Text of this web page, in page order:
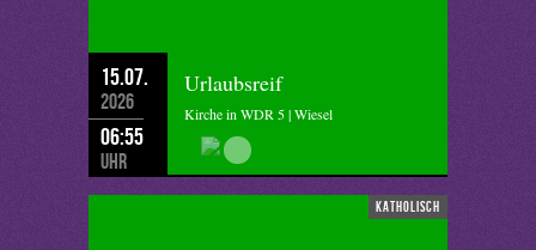
15.07.
2026
06:55
Uhr
Urlaubsreif
Kirche in WDR 5 | Wiesel
katholisch